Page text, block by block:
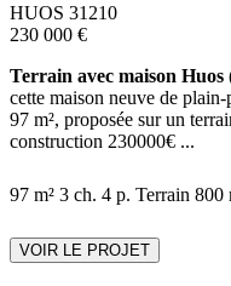
HUOS 31210
230 000 €
Terrain avec maison Huos
cette maison neuve de
97 m², proposée sur un
construction 230000€ ...
97 m² 3 ch. 4 p. Terrain 800
VOIR LE PROJET